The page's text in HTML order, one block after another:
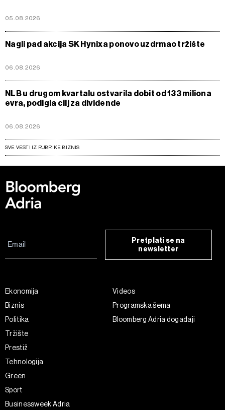
05.08.2026
Nagli pad akcija SK Hynixa ponovo uzdrmao tržište
06.08.2026
NLB u drugom kvartalu ostvarila dobit od 133 miliona
evra, podigla cilj za dividende
06.08.2026
SVE VESTI IZ RUBRIKE BIZNIS
Pretplati se na
newsletter
Ekonomija
Biznis
Politika
Tržište
Prestiž
Tehnologija
Green
Sport
Businessweek Adria
Videos
Programska šema
Bloomberg Adria događaji